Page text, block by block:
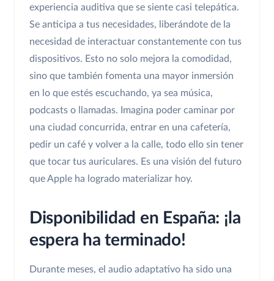
experiencia auditiva que se siente casi telepática.
Se anticipa a tus necesidades, liberándote de la
necesidad de interactuar constantemente con tus
dispositivos. Esto no solo mejora la comodidad,
sino que también fomenta una mayor inmersión
en lo que estés escuchando, ya sea música,
podcasts o llamadas. Imagina poder caminar por
una ciudad concurrida, entrar en una cafetería,
pedir un café y volver a la calle, todo ello sin tener
que tocar tus auriculares. Es una visión del futuro
que Apple ha logrado materializar hoy.
Disponibilidad en España: ¡la
espera ha terminado!
Durante meses, el audio adaptativo ha sido una